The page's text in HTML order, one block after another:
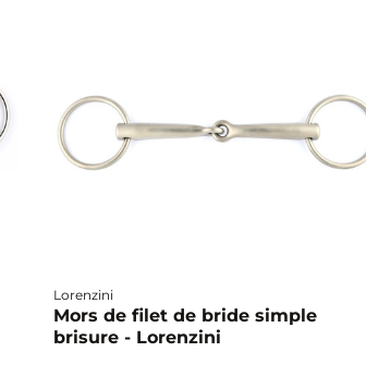
Lorenzini
Mors de filet de bride simple
brisure - Lorenzini